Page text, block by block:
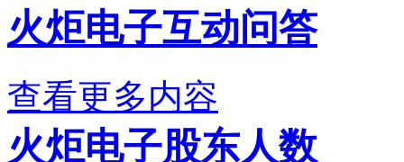
火炬电子互动问答
查看更多内容
火炬电子股东人数